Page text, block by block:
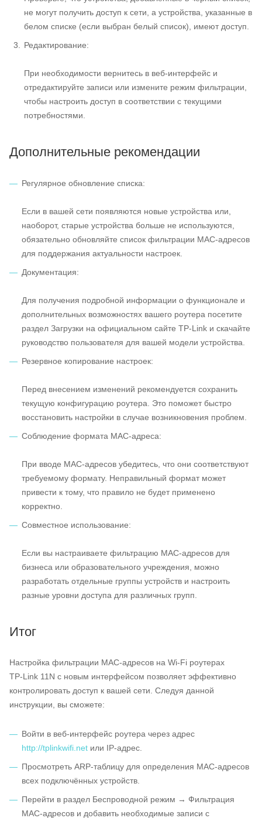
не могут получить доступ к сети, а устройства, указанные в
белом списке (если выбран белый список), имеют доступ.
Редактирование:
При необходимости вернитесь в веб-интерфейс и
отредактируйте записи или измените режим фильтрации,
чтобы настроить доступ в соответствии с текущими
потребностями.
Дополнительные рекомендации
Регулярное обновление списка:
Если в вашей сети появляются новые устройства или,
наоборот, старые устройства больше не используются,
обязательно обновляйте список фильтрации MAC-адресов
для поддержания актуальности настроек.
Документация:
Для получения подробной информации о функционале и
дополнительных возможностях вашего роутера посетите
раздел Загрузки на официальном сайте TP‑Link и скачайте
руководство пользователя для вашей модели устройства.
Резервное копирование настроек:
Перед внесением изменений рекомендуется сохранить
текущую конфигурацию роутера. Это поможет быстро
восстановить настройки в случае возникновения проблем.
Соблюдение формата MAC-адреса:
При вводе MAC-адресов убедитесь, что они соответствуют
требуемому формату. Неправильный формат может
привести к тому, что правило не будет применено
корректно.
Совместное использование:
Если вы настраиваете фильтрацию MAC-адресов для
бизнеса или образовательного учреждения, можно
разработать отдельные группы устройств и настроить
разные уровни доступа для различных групп.
Итог
Настройка фильтрации MAC-адресов на Wi‑Fi роутерах
TP‑Link 11N с новым интерфейсом позволяет эффективно
контролировать доступ к вашей сети. Следуя данной
инструкции, вы сможете:
Войти в веб-интерфейс роутера через адрес
http://tplinkwifi.net или IP-адрес.
Просмотреть ARP-таблицу для определения MAC-адресов
всех подключённых устройств.
Перейти в раздел Беспроводной режим → Фильтрация
MAC-адресов и добавить необходимые записи с